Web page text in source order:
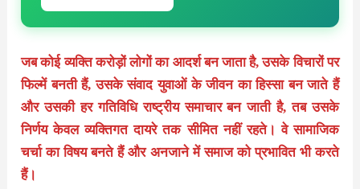
जब कोई व्यक्ति करोड़ों लोगों का आदर्श बन जाता है, उसके विचारों पर
फिल्में बनती हैं, उसके संवाद युवाओं के जीवन का हिस्सा बन जाते हैं
और उसकी हर गतिविधि राष्ट्रीय समाचार बन जाती है, तब उसके
निर्णय केवल व्यक्तिगत दायरे तक सीमित नहीं रहते। वे सामाजिक
चर्चा का विषय बनते हैं और अनजाने में समाज को प्रभावित भी करते
हैं।